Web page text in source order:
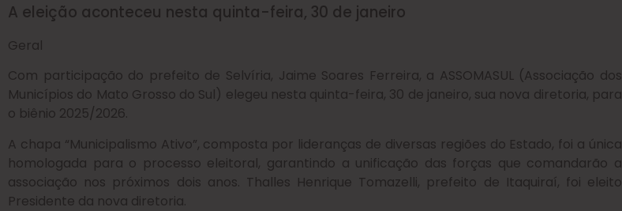
A eleição aconteceu nesta quinta-feira, 30 de janeiro
Geral
Com participação do prefeito de Selvíria, Jaime Soares Ferreira, a ASSOMASUL (Associação dos
Municípios do Mato Grosso do Sul) elegeu nesta quinta-feira, 30 de janeiro, sua nova diretoria, para
o biênio 2025/2026.
A chapa “Municipalismo Ativo”, composta por lideranças de diversas regiões do Estado, foi a única
homologada para o processo eleitoral, garantindo a unificação das forças que comandarão a
associação nos próximos dois anos. Thalles Henrique Tomazelli, prefeito de Itaquiraí, foi eleito
Presidente da nova diretoria.